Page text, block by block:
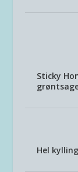
Sticky
Hel